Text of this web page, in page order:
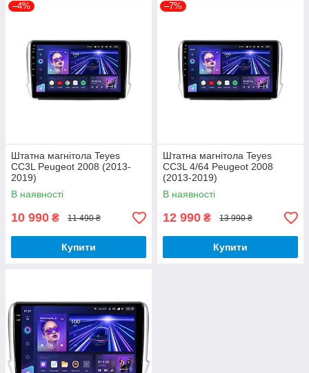
–4%
Штатна магнітола Teyes
CC3L Peugeot 2008 (2013-
2019)
В наявності
10 990 ₴ 11 490 ₴
Купити
–7%
Штатна магнітола Teyes
CC3L 4/64 Peugeot 2008
(2013-2019)
В наявності
12 990 ₴ 13 990 ₴
Купити